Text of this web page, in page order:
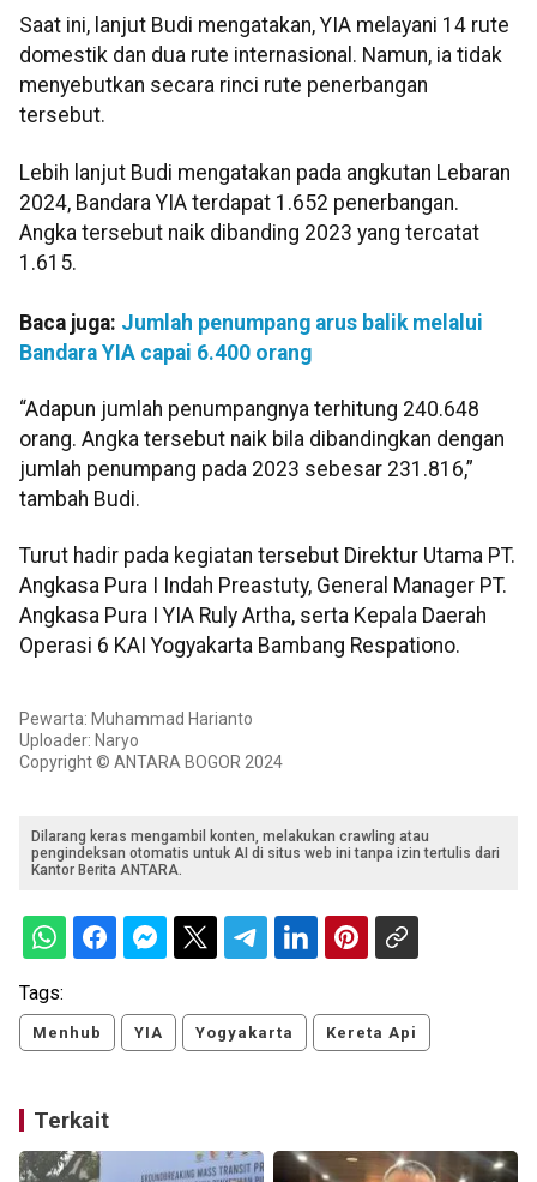
Saat ini, lanjut Budi mengatakan, YIA melayani 14 rute
domestik dan dua rute internasional. Namun, ia tidak
menyebutkan secara rinci rute penerbangan
tersebut.
Lebih lanjut Budi mengatakan pada angkutan Lebaran
2024, Bandara YIA terdapat 1.652 penerbangan.
Angka tersebut naik dibanding 2023 yang tercatat
1.615.
Baca juga: Jumlah penumpang arus balik melalui
Bandara YIA capai 6.400 orang
“Adapun jumlah penumpangnya terhitung 240.648
orang. Angka tersebut naik bila dibandingkan dengan
jumlah penumpang pada 2023 sebesar 231.816,”
tambah Budi.
Turut hadir pada kegiatan tersebut Direktur Utama PT.
Angkasa Pura I Indah Preastuty, General Manager PT.
Angkasa Pura I YIA Ruly Artha, serta Kepala Daerah
Operasi 6 KAI Yogyakarta Bambang Respationo.
Pewarta: Muhammad Harianto
Uploader: Naryo
Copyright © ANTARA BOGOR 2024
Dilarang keras mengambil konten, melakukan crawling atau
pengindeksan otomatis untuk AI di situs web ini tanpa izin tertulis dari
Kantor Berita ANTARA.
Tags:
Menhub YIA Yogyakarta Kereta Api
Terkait